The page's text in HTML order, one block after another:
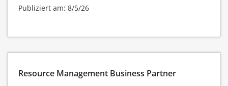
Publiziert am: 8/5/26
Resource Management Business Partner